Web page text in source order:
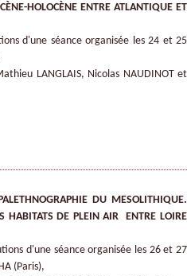
HOLOCÈNE ENTRE ATLANTIQUE ET
d'une séance organisée les 24 et 25
LANGLAIS, Nicolas NAUDINOT et
PALETHNOGRAPHIE DU MESOLITHIQUE.
HABITATS DE PLEIN AIR ENTRE LOIRE
d'une séance organisée les 26 et 27
(Paris),